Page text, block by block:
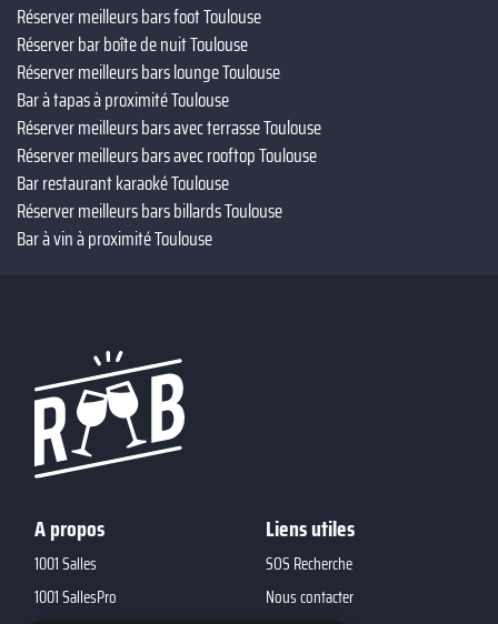
Réserver meilleurs bars foot Toulouse
Réserver bar boîte de nuit Toulouse
Réserver meilleurs bars lounge Toulouse
Bar à tapas à proximité Toulouse
Réserver meilleurs bars avec terrasse Toulouse
Réserver meilleurs bars avec rooftop Toulouse
Bar restaurant karaoké Toulouse
Réserver meilleurs bars billards Toulouse
Bar à vin à proximité Toulouse
A propos
1001 Salles
1001 SallesPro
Liens utiles
SOS Recherche
Nous contacter